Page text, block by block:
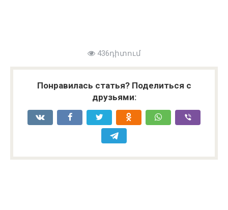
436դիտում
Понравилась статья? Поделиться с
друзьями: